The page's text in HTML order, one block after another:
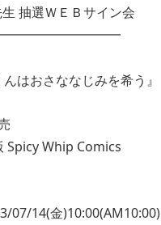
抽選ＷＥＢサイン会
んはおさななじみを希う』
Spicy Whip Comics
07/14(金)10:00(AM10:00)